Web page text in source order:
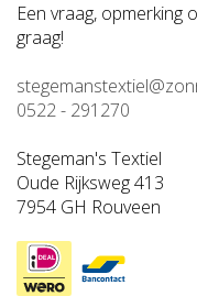
Een vraag, opmerking
graag!
0522 - 291270
Stegeman's Textiel
Oude Rijksweg 413
7954 GH Rouveen